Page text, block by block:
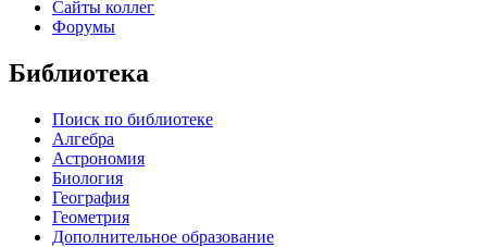
Сайты коллег
Форумы
Библиотека
Поиск по библиотеке
Алгебра
Астрономия
Биология
География
Геометрия
Дополнительное образование